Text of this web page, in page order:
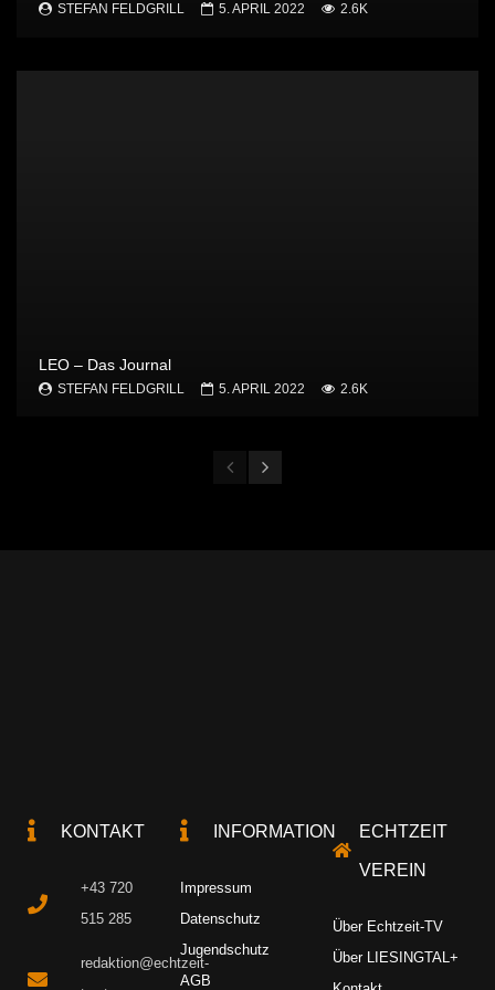
STEFAN FELDGRILL 5. APRIL 2022 2.6K
LEO – Das Journal
STEFAN FELDGRILL 5. APRIL 2022 2.6K
KONTAKT
+43 720
515 285
redaktion@echtzeit-
INFORMATION
Impressum
Datenschutz
Jugendschutz
AGB
ECHTZEIT
VEREIN
Über Echtzeit-TV
Über LIESINGTAL+